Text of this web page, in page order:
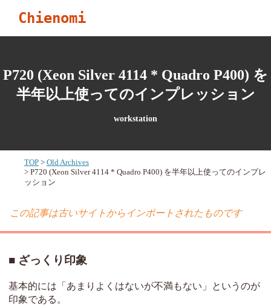
Chienomi
P720 (Xeon Silver 4114 * Quadro P400) を
半年以上使ってのインプレッション
workstation
TOP
Old Archives
P720 (Xeon Silver 4114 * Quadro P400) を半年以上使ってのインプレ
ッション
この記事は古いサイトからインポートされたものです
ざっくり印象
基本的には「あまりよくはないが不満もない」というのが
印象である。